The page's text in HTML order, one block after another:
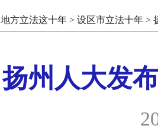
地方立法这十年 > 设区市立法十年 >
扬州人大发